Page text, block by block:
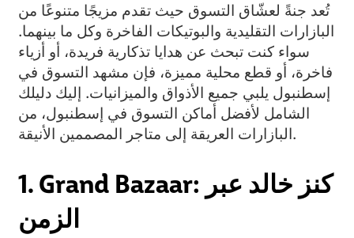
تُعد جنةً لعشّاق التسوق حيث تقدم مزيجًا متنوعًا من
البازارات التقليدية والبوتيكات الفاخرة وكل ما بينهما.
سواء كنت تبحث عن هدايا تذكارية فريدة، أو أزياء
فاخرة، أو قطع محلية مميزة، فإن مشهد التسوق في
إسطنبول يلبي جميع الأذواق والميزانيات. إليك دليلك
الشامل لأفضل أماكن التسوق في إسطنبول، من
البازارات العريقة إلى متاجر المصممين الأنيقة.
1. Grand Bazaar: كنز خالد عبر
الزمن